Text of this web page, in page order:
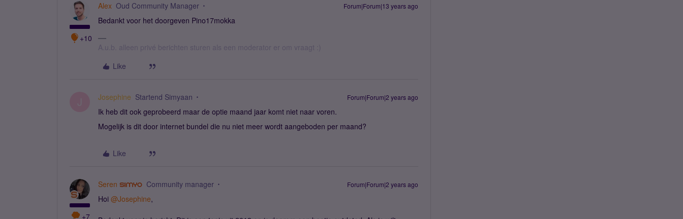
+10
Alex Oud Community Manager Forum|Forum|13 years ago
Bedankt voor het doorgeven Pino17mokka
A.u.b. alleen privé berichten sturen als een moderator er om vraagt :)
Like
Josephine Startend Simyaan Forum|Forum|2 years ago
Ik heb dit ook geprobeerd maar de optie maand jaar komt niet naar voren.
Mogelijk is dit door internet bundel die nu niet meer wordt aangeboden per maand?
Like
+7
Seren Community manager Forum|Forum|2 years ago
Hoi @Josephine,